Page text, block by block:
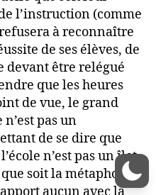
l’instruction (comme
à reconnaître
de ses élèves, de
devant être relégué
que les heures
de vue, le grand
pas un
de se dire que
n’est pas un îlot
soit la métaphore